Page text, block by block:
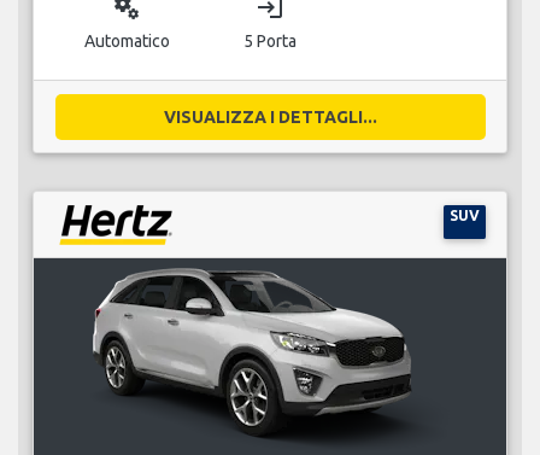
miscellaneous_services
Automatico
login
5 Porta
VISUALIZZA I DETTAGLI...
SUV